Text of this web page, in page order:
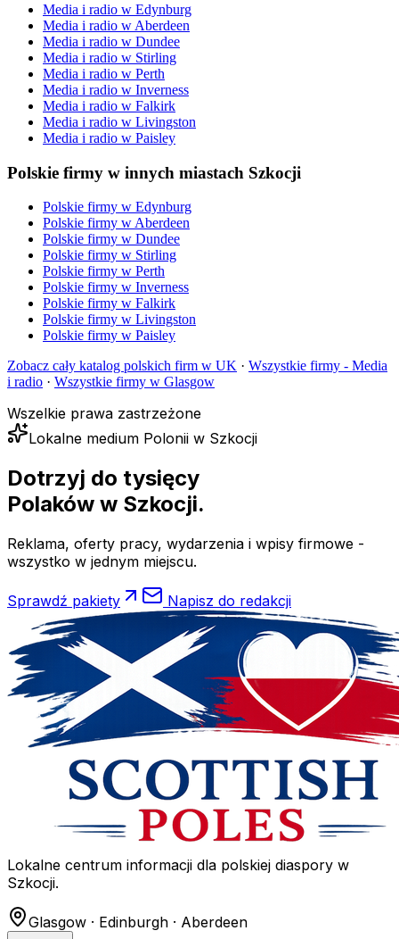
Media i radio w Edynburg
Media i radio w Aberdeen
Media i radio w Dundee
Media i radio w Stirling
Media i radio w Perth
Media i radio w Inverness
Media i radio w Falkirk
Media i radio w Livingston
Media i radio w Paisley
Polskie firmy w innych miastach Szkocji
Polskie firmy w Edynburg
Polskie firmy w Aberdeen
Polskie firmy w Dundee
Polskie firmy w Stirling
Polskie firmy w Perth
Polskie firmy w Inverness
Polskie firmy w Falkirk
Polskie firmy w Livingston
Polskie firmy w Paisley
Zobacz cały katalog polskich firm w UK · Wszystkie firmy - Media
i radio · Wszystkie firmy w Glasgow
Wszelkie prawa zastrzeżone
Lokalne medium Polonii w Szkocji
Dotrzyj do tysięcy
Polaków w Szkocji.
Reklama, oferty pracy, wydarzenia i wpisy firmowe -
wszystko w jednym miejscu.
Sprawdź pakiety Napisz do redakcji
Lokalne centrum informacji dla polskiej diaspory w
Szkocji.
Glasgow · Edinburgh · Aberdeen